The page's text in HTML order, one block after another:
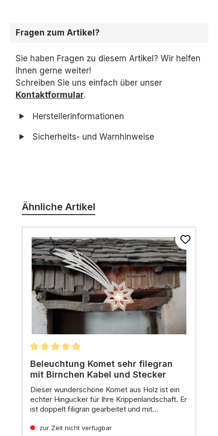
Fragen zum Artikel?
Sie haben Fragen zu diesem Artikel? Wir helfen
Ihnen gerne weiter!
Schreiben Sie uns einfach über unser
Kontaktformular.
Herstellerinformationen
Sicherheits- und Warnhinweise
Ähnliche Artikel
Durchschnittliche Bewertung von 4.92 von 5
Beleuchtung Komet sehr filegran
mit Birnchen Kabel und Stecker
Dieser wunderschöne Komet aus Holz ist ein
echter Hingucker für Ihre Krippenlandschaft. Er
ist doppelt filigran gearbeitet und mit
ausgestattet, die ein sanftes und
Material:Holz
zur Zeit nicht verfügbar